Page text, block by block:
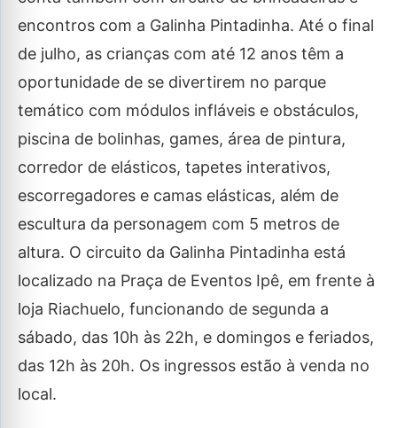
encontros com a Galinha Pintadinha. Até o final
de julho, as crianças com até 12 anos têm a
oportunidade de se divertirem no parque
temático com módulos infláveis e obstáculos,
piscina de bolinhas, games, área de pintura,
corredor de elásticos, tapetes interativos,
escorregadores e camas elásticas, além de
escultura da personagem com 5 metros de
altura. O circuito da Galinha Pintadinha está
localizado na Praça de Eventos Ipê, em frente à
loja Riachuelo, funcionando de segunda a
sábado, das 10h às 22h, e domingos e feriados,
das 12h às 20h. Os ingressos estão à venda no
local.